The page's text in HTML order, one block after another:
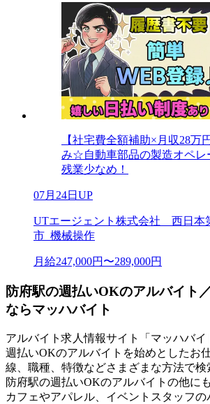
【社宅費全額補助×月収28万
み☆自動車部品の製造オペレ
残業少なめ！
07月24日UP
UTエージェント株式会社 西日本
市_機械操作
月給247,000円〜289,000円
防府駅の週払いOKのアルバイト
ならマッハバイト
アルバイト求人情報サイト「マッハバ
週払いOKのアルバイトを始めとしたお
線、職種、特徴などさまざまな方法で検
防府駅の週払いOKのアルバイトの他に
カフェやアパレル、イベントスタッフ